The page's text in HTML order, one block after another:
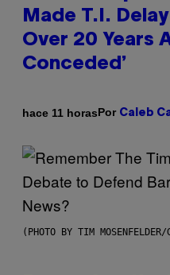
Made T.I.
Over 20 Years
Conceded’
hace 11 horasPor Caleb
(PHOTO BY TIM MOSENFELDER/